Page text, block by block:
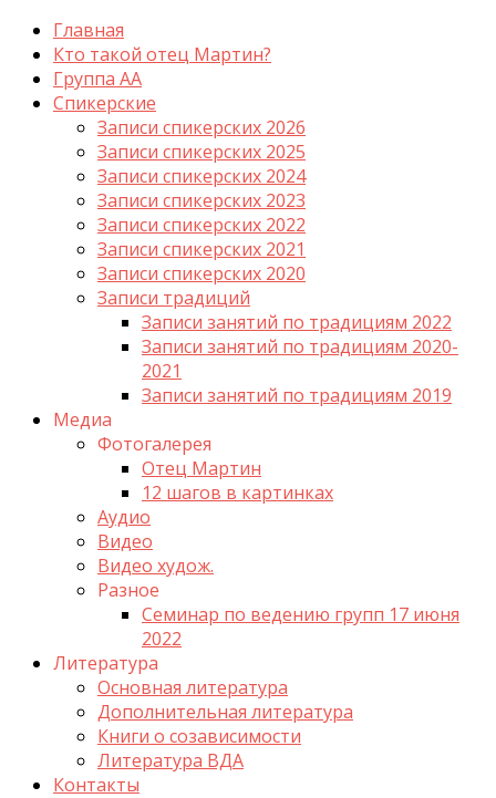
Главная
Кто такой отец Мартин?
Группа АА
Спикерские
Записи спикерских 2026
Записи спикерских 2025
Записи спикерских 2024
Записи спикерских 2023
Записи спикерских 2022
Записи спикерских 2021
Записи спикерских 2020
Записи традиций
Записи занятий по традициям 2022
Записи занятий по традициям 2020-
2021
Записи занятий по традициям 2019
Медиа
Фотогалерея
Отец Мартин
12 шагов в картинках
Аудио
Видео
Видео худож.
Разное
Семинар по ведению групп 17 июня
2022
Литература
Основная литература
Дополнительная литература
Книги о созависимости
Литература ВДА
Контакты